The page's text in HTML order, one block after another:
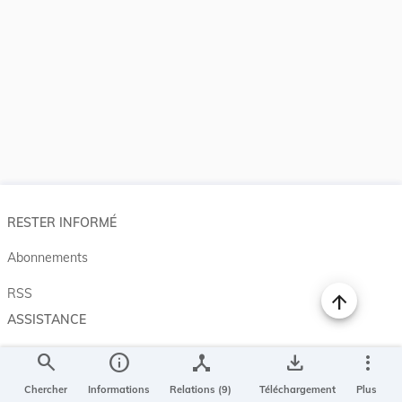
search
Chercher
info
Informations
device_hub
Relations (9)
save_alt
Téléchargement
more_vert
Plus
RESTER INFORMÉ
Abonnements
RSS
ASSISTANCE
Aide et à propos
Projet Casemates